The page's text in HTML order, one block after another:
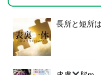
長所と短所